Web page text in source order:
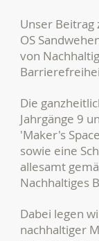
Unser Beitrag
OS
von
Die
Jahrgänge 9
'Maker's
sowie eine
allesamt
Nachhaltiges
Dabei legen
nachhaltiger